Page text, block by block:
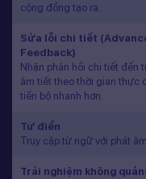
cộng đồng tạo ra.
Sửa lỗi chi tiết
Feedback)
Nhận phản hồi chi tiết đến
âm tiết theo thời gian thực
tiến bộ nhanh hơn.
Từ điển
Truy cập từ ngữ với phát âm
Trải nghiệm không